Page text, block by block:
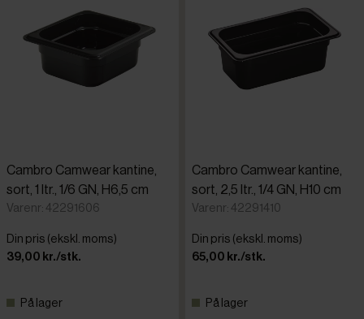
Cambro Camwear kantine,
sort, 1 ltr., 1/6 GN, H6,5 cm
Varenr: 42291606
Din pris (ekskl. moms)
39,00 kr./stk.
På lager
Cambro Camwear kantine,
sort, 2,5 ltr., 1/4 GN, H10 cm
Varenr: 42291410
Din pris (ekskl. moms)
65,00 kr./stk.
På lager